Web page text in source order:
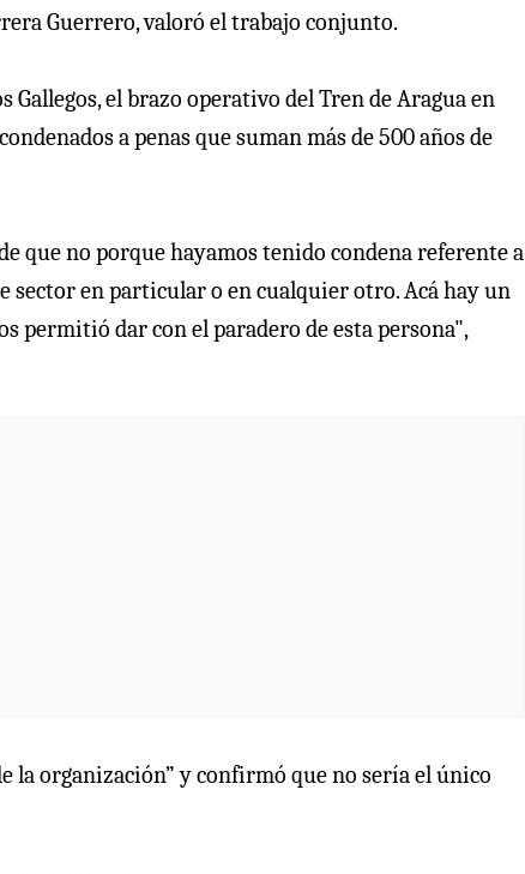
Guerrero, valoró el trabajo conjunto.
el brazo operativo del Tren de Aragua en
a penas que suman más de 500 años de
que no porque hayamos tenido condena referente a
sector en particular o en cualquier otro. Acá hay un
permitió dar con el paradero de esta persona",
la organización” y confirmó que no sería el único